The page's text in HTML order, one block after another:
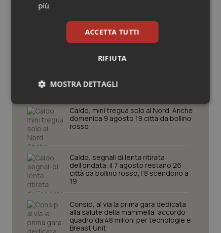
Ulcera & Reflusso
Potrebbe interessarti in
Cronache
Caldo, mini tregua solo al Nord. Anche
domenica 9 agosto 19 città da bollino
rosso
Caldo, segnali di lenta ritirata
dell’ondata: il 7 agosto restano 26
città da bollino rosso, l’8 scendono a
19
Consip, al via la prima gara dedicata
alla salute della mammella: accordo
quadro da 48 milioni per tecnologie e
Breast Unit
più
ACCETTA TUTTI
RIFIUTA
MOSTRA DETTAGLI
Necessari Statistici Marketing
Necessari Statistici Marketing
I cookie necessari contribuiscono a rendere fruibile il
sito web abilitandone funzionalità di base quali la
navigazione sulle pagine e l'accesso alle aree
protette del sito. Il sito web non è in grado di
funzionare correttamente senza questi cookie.